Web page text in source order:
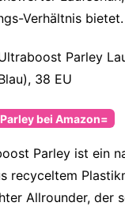
Verhältnis bietet.
Parley
38 EU
bei Amazon=
Parley ist ein
recyceltem
Allrounder, der